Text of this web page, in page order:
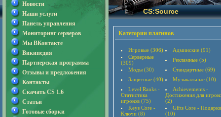
CS:Source
Категории плагинов
Игровые (306)
Админские (91)
Серверные
(309)
Рекламные (5)
Моды (30)
Стандартные (69)
Защитные (40)
Музыкальные (10)
Level Ranks -
Статистика
игроков (75)
Achievements -
Достижения для
(2)
Keys Core -
Ключи (8)
Gifts Core - Подарки
(10)
Новости
Наши услуги
Панель управления
Мониторинг серверов
Мы ВКонтакте
Википедия
Партнерская программа
Отзывы и предложения
Контакты
Скачать CS 1.6
Статьи
Готовые сборки